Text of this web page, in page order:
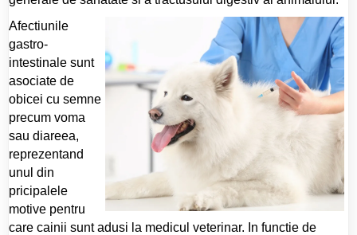
Afectiunile
gastro-
intestinale sunt
asociate de
obicei cu semne
precum voma
sau diareea,
reprezentand
unul din
pricipalele
motive pentru
care cainii sunt adusi la medicul veterinar. In functie de